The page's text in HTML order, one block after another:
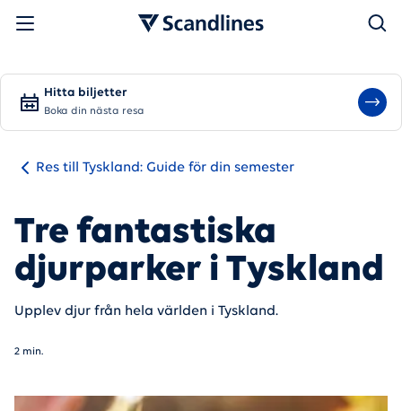
Sök
Hitta biljetter
Boka din nästa resa
Res till Tyskland: Guide för din semester
Tre fantastiska
djurparker i Tyskland
Upplev djur från hela världen i Tyskland.
2 min.